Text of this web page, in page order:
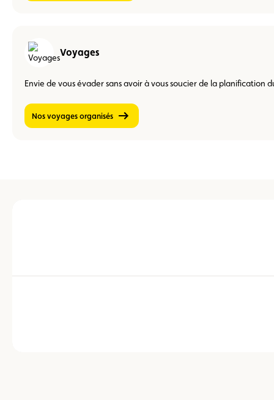
Voyages
Envie de vous évader sans avoir à vous soucier de la planification
Nos voyages organisés